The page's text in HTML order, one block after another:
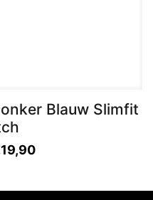
Blauw Slimfit
19,90